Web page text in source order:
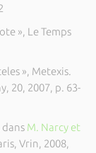
», Le Temps
», Metexis.
20, 2007, p. 63-
M. Narcy et
Vrin, 2008,